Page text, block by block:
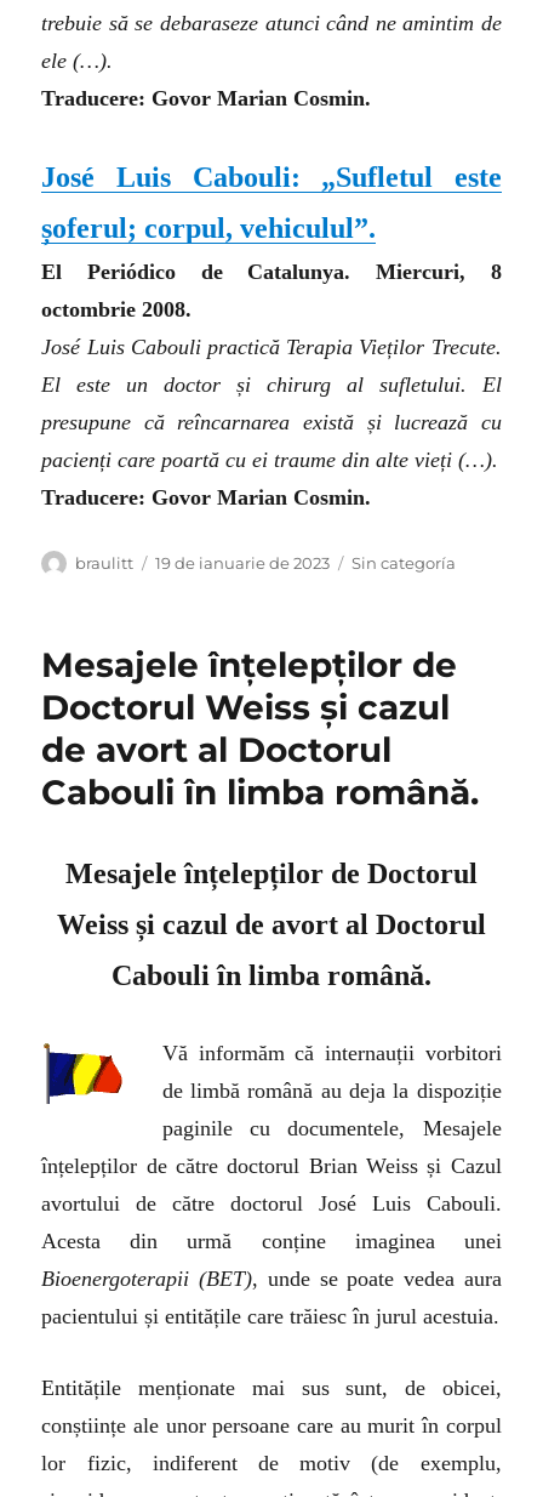
trebuie să se debaraseze atunci când ne amintim de
ele (…).
Traducere: Govor Marian Cosmin.
José Luis Cabouli: „Sufletul este
șoferul; corpul, vehiculul”.
El Periódico de Catalunya. Miercuri, 8
octombrie 2008.
José Luis Cabouli practică Terapia Vieților Trecute.
El este un doctor și chirurg al sufletului. El
presupune că reîncarnarea există și lucrează cu
pacienți care poartă cu ei traume din alte vieți (…).
Traducere: Govor Marian Cosmin.
Autor
braulitt
Publicat
19 de ianuarie de 2023 Categorii
Sin categoría
Mesajele înțelepților de
Doctorul Weiss și cazul
de avort al Doctorul
Cabouli în limba română.
Mesajele înțelepților de Doctorul
Weiss și cazul de avort al Doctorul
Cabouli în limba română.
Vă informăm că internauții vorbitori
de limbă română au deja la dispoziție
paginile cu documentele, Mesajele
înțelepților de către doctorul Brian Weiss și Cazul
avortului de către doctorul José Luis Cabouli.
Acesta din urmă conține imaginea unei
Bioenergoterapii (BET), unde se poate vedea aura
pacientului și entitățile care trăiesc în jurul acestuia.
Entitățile menționate mai sus sunt, de obicei,
conștiințe ale unor persoane care au murit în corpul
lor fizic, indiferent de motiv (de exemplu,